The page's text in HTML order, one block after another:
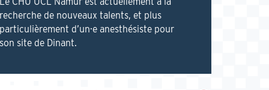
de nouveaux talents, et plus
d’un·e anesthésiste pour
site de Dinant.